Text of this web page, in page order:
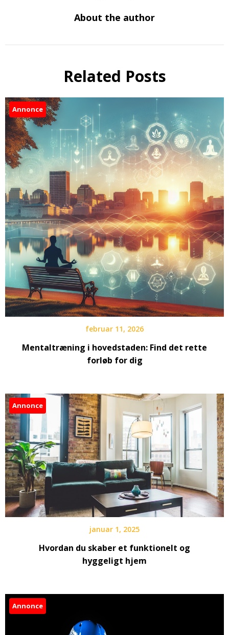
About the author
Related Posts
Annonce
februar 11, 2026
Mentaltræning i hovedstaden: Find det rette
forløb for dig
Annonce
januar 1, 2025
Hvordan du skaber et funktionelt og
hyggeligt hjem
Annonce